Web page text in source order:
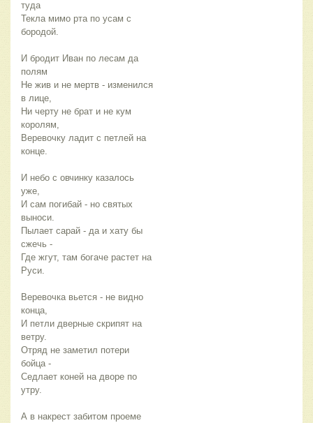
туда
Текла мимо рта по усам с
бородой.
И бродит Иван по лесам да
полям
Не жив и не мертв - изменился
в лице,
Ни черту не брат и не кум
королям,
Веревочку ладит с петлей на
конце.
И небо с овчинку казалось
уже,
И сам погибай - но святых
выноси.
Пылает сарай - да и хату бы
сжечь -
Где жгут, там богаче растет на
Руси.
Веревочка вьется - не видно
конца,
И петли дверные скрипят на
ветру.
Отряд не заметил потери
бойца -
Седлает коней на дворе по
утру.
А в накрест забитом проеме